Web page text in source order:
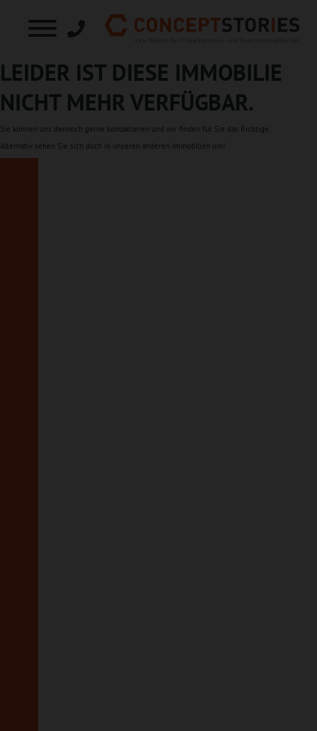
LEIDER IST DIESE IMMOBILIE
NICHT MEHR VERFÜGBAR.
Sie können uns dennoch gerne kontaktieren und wir finden für Sie das Richtige.
Alternativ sehen Sie sich doch in unseren anderen Immobilien um!